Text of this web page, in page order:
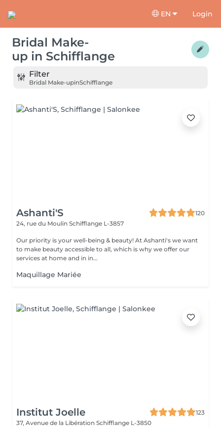
EN Login
Bridal Make-
up in Schifflange
Filter
Bridal Make-upinSchifflange
Ashanti'S
120
24, rue du Moulin Schifflange L-3857
Our priority is your well-being & beauty! At Ashanti's we want
to make beauty accessible to all, which is why we offer our
services at home and in in...
Maquillage Mariée
Institut Joelle
123
37, Avenue de la Libération Schifflange L-3850